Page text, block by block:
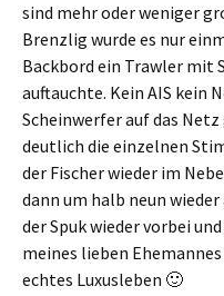
sind mehr oder weniger
Brenzlig wurde es nur
Backbord ein Trawler mit
auftauchte. Kein AIS kein
Scheinwerfer auf das
deutlich die einzelnen
der Fischer wieder im
dann um halb neun
der Spuk wieder vorbei
meines lieben
echtes Luxusleben 🙂